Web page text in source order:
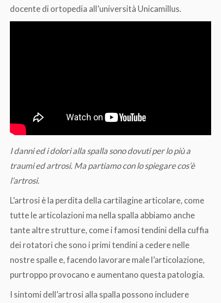
docente di ortopedia all’università Unicamillus.
I danni ed i dolori alla spalla sono dovuti per lo più a
traumi ed artrosi. Ma partiamo con lo spiegare cos’è
l’artrosi.
L’artrosi è la perdita della cartilagine articolare, come
tutte le articolazioni ma nella spalla abbiamo anche
tante altre strutture, come i famosi tendini della cuffia
dei rotatori che sono i primi tendini a cedere nelle
nostre spalle e, facendo lavorare male l’articolazione,
purtroppo provocano e aumentano questa patologia.
I sintomi dell’artrosi alla spalla possono includere